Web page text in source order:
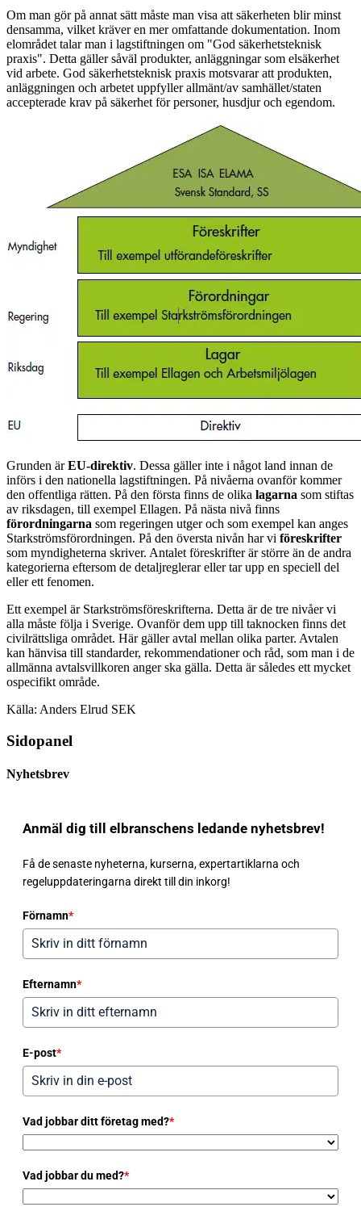
Om man gör på annat sätt måste man visa att säkerheten blir minst
densamma, vilket kräver en mer omfattande dokumentation. Inom
elområdet talar man i lagstiftningen om "God säkerhetsteknisk
praxis". Detta gäller såväl produkter, anläggningar som elsäkerhet
vid arbete. God säkerhetsteknisk praxis motsvarar att produkten,
anläggningen och arbetet uppfyller allmänt/av samhället/staten
accepterade krav på säkerhet för personer, husdjur och egendom.
Grunden ärEU-direktiv. Dessa gäller inte i något land innan de
införs i den nationella lagstiftningen. På nivåerna ovanför kommer
den offentliga rätten. På den första finns de olika lagarna som stiftas
av riksdagen, till exempel Ellagen. På nästa nivå finns
förordningarna som regeringen utger och som exempel kan anges
Starkströmsförordningen. På den översta nivån har vi föreskrifter
som myndigheterna skriver. Antalet föreskrifter är större än de andra
kategorierna eftersom de detaljreglerar eller tar upp en speciell del
eller ett fenomen.
Ett exempel är Starkströmsföreskrifterna. Detta är de tre nivåer vi
alla måste följa i Sverige. Ovanför dem upp till taknocken finns det
civilrättsliga området. Här gäller avtal mellan olika parter. Avtalen
kan hänvisa till standarder, rekommendationer och råd, som man i de
allmänna avtalsvillkoren anger ska gälla. Detta är således ett mycket
ospecifikt område.
Källa: Anders Elrud SEK
Sidopanel
Nyhetsbrev
Anmäl dig till elbranschens ledande nyhetsbrev!
Få de senaste nyheterna, kurserna, expertartiklarna och
regeluppdateringarna direkt till din inkorg!
Förnamn*
Efternamn*
E-post*
Vad jobbar ditt företag med?*
Vad jobbar du med?*